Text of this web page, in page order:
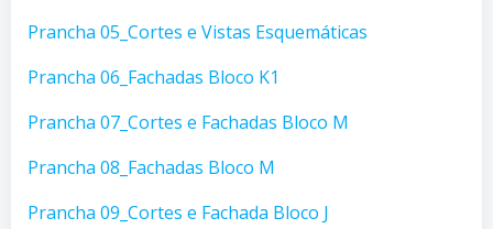
Prancha 05_Cortes e Vistas Esquemáticas
Prancha 06_Fachadas Bloco K1
Prancha 07_Cortes e Fachadas Bloco M
Prancha 08_Fachadas Bloco M
Prancha 09_Cortes e Fachada Bloco J